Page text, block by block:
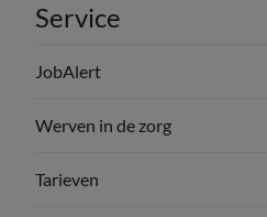
Service
JobAlert
Werven in de zorg
Tarieven